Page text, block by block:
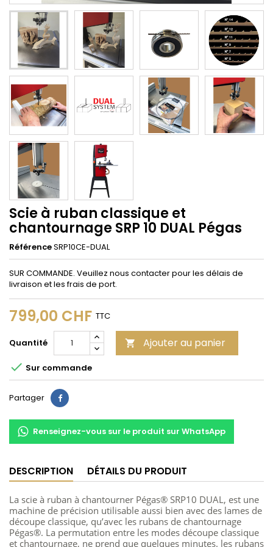
Scie à ruban classique et
chantournage SRP 10 DUAL Pégas
RéférenceSRP10CE-DUAL
SUR COMMANDE. Veuillez nous contacter pour les délais de
livraison et les frais de port.
799,00 CHF TTC
Quantité  Ajouter au panier
 Sur commande
Partager Partager
Renseignez-vous sur le produit sur WhatsApp
DESCRIPTION DÉTAILS DU PRODUIT
La scie à ruban à chantourner Pégas® SRP10 DUAL, est une
machine de précision utilisable aussi bien avec des lames de
découpe classique, qu’avec les rubans de chantournage
Pégas®. La permutation entre les modes découpe classique
et chantournage, ne prend que quelques minutes. les rubans